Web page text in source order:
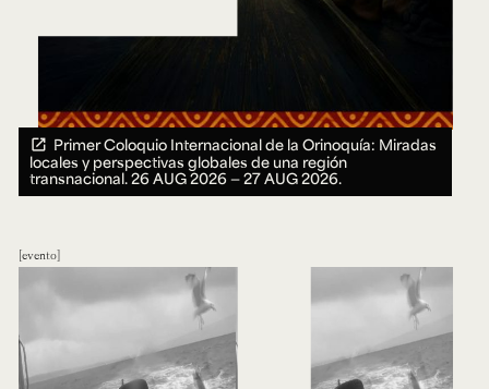
Primer Coloquio Internacional de la Orinoquía: Miradas
locales y perspectivas globales de una región
transnacional.26 AUG 2026 ― 27 AUG 2026.
evento